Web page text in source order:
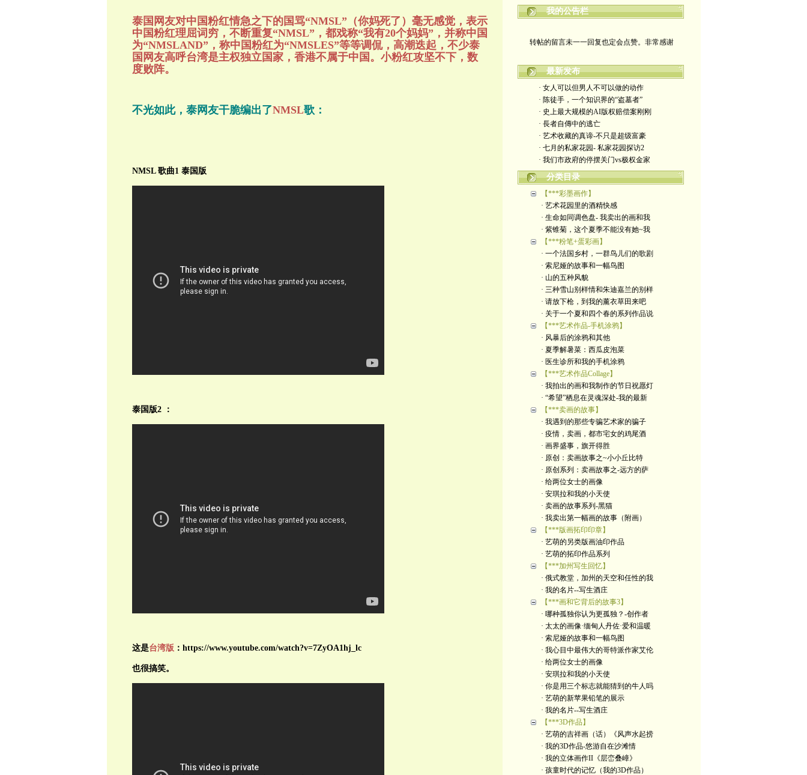
泰国网友对中国粉红情急之下的国骂“NMSL”（你妈死了）毫无感觉，表示
中国粉红理屈词穷，不断重复“NMSL”，都戏称“我有20个妈妈”，并称中国
为“NMSLAND”，称中国粉红为“NMSLES”等等调侃，高潮迭起，不少泰
国网友高呼台湾是主权独立国家，香港不属于中国。小粉红攻坚不下，数
度败阵。
不光如此，泰网友干脆编出了NMSL歌：
NMSL 歌曲1 泰国版
泰国版2 ：
这是台湾版 ：https://www.youtube.com/watch?v=7ZyOA1hj_lc
也很搞笑。
我的公告栏
哪裡有自由，哪裡就是祖國
有意收藏者请私信我，感谢一贯支持
政治转载不一定代表本人意见
艺术博客：https://yimengl.blog
目录中标注星号的为本人艺术原创
最新发布
· 女人可以但男人不可以做的动作
· 陈徒手，一个知识界的“盗墓者”
· 史上最大规模的AI版权赔偿案刚刚
· 長者自傳中的逃亡
· 艺术收藏的真谛-不只是超级富豪
· 七月的私家花园- 私家花园探访2
· 我们市政府的停摆关门vs极权金家
分类目录
【***彩墨画作】
· 艺术花园里的酒精快感
· 生命如同调色盘- 我卖出的画和我
· 紫锥菊，这个夏季不能没有她~我
【***粉笔+蛋彩画】
· 一个法国乡村，一群鸟儿们的歌剧
· 索尼娅的故事和一幅鸟图
· 山的五种风貌
· 三种雪山别样情和朱迪嘉兰的别样
· 请放下枪，到我的薰衣草田来吧
· 关于一个夏和四个春的系列作品说
【***艺术作品-手机涂鸦】
· 风暴后的涂鸦和其他
· 夏季解暑菜：西瓜皮泡菜
· 医生诊所和我的手机涂鸦
【***艺术作品Collage】
· 我拍出的画和我制作的节日祝愿灯
· “希望”栖息在灵魂深处-我的最新
【***卖画的故事】
· 我遇到的那些专骗艺术家的骗子
· 疫情，卖画，都市宅女的鸡尾酒
· 画界盛事，旗开得胜
· 原创：卖画故事之~小小丘比特
· 原创系列：卖画故事之-远方的萨
· 给两位女士的画像
· 安琪拉和我的小天使
· 卖画的故事系列-黑猫
· 我卖出第一幅画的故事（附画）
【***版画拓印印章】
· 艺萌的另类版画油印作品
· 艺萌的拓印作品系列
【***加州写生回忆】
· 俄式教堂，加州的天空和任性的我
· 我的名片--写生酒庄
【***画和它背后的故事3】
· 哪种孤独你认为更孤独？-创作者
· 太太的画像·缅甸人丹佐·爱和温暖
· 索尼娅的故事和一幅鸟图
· 我心目中最伟大的哥特派作家艾伦
· 给两位女士的画像
· 安琪拉和我的小天使
· 你是用三个标志就能猜到的牛人吗
· 艺萌的新苹果铅笔的展示
· 我的名片--写生酒庄
【***3D作品】
· 艺萌的吉祥画（话）《风声水起捞
· 我的3D作品-悠游自在沙滩情
· 我的立体画作II《层峦叠嶂》
· 孩童时代的记忆（我的3D作品）